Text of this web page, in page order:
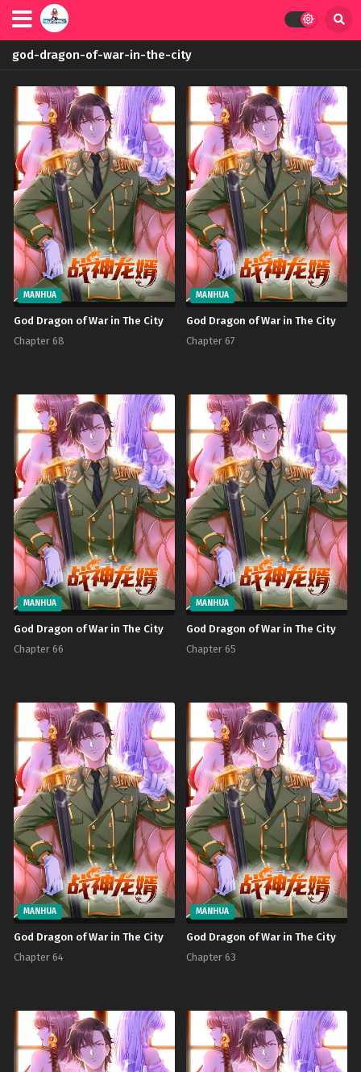
god-dragon-of-war-in-the-city
MANHUA
God Dragon of War in The City
Chapter 68
MANHUA
God Dragon of War in The City
Chapter 67
MANHUA
God Dragon of War in The City
Chapter 66
MANHUA
God Dragon of War in The City
Chapter 65
MANHUA
God Dragon of War in The City
Chapter 64
MANHUA
God Dragon of War in The City
Chapter 63